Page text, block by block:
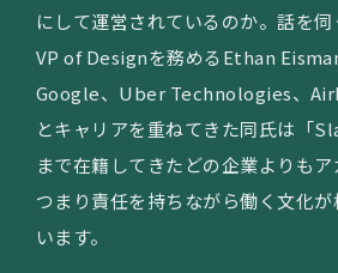
にして運営されているのか。話を
VP of Designを務めるEthan
Google、Uber Technologies、
とキャリアを重ねてきた同氏は「
まで在籍してきたどの企業よりもア
つまり責任を持ちながら働く文化
います。